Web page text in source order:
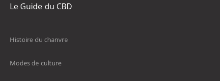
Le Guide du CBD
Histoire du chanvre
Modes de culture